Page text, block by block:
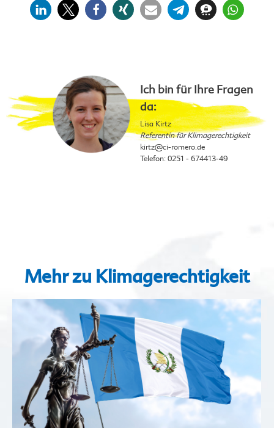
Ich bin für Ihre Fragen
da:
Lisa Kirtz
Referentin für Klimagerechtigkeit
kirtz@ci-romero.de
Telefon: 0251 - 674413-49
Mehr zu Klimagerechtigkeit